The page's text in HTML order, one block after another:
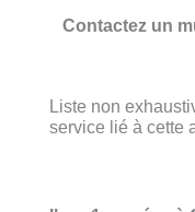
Contactez un
Liste non
service lié à cette